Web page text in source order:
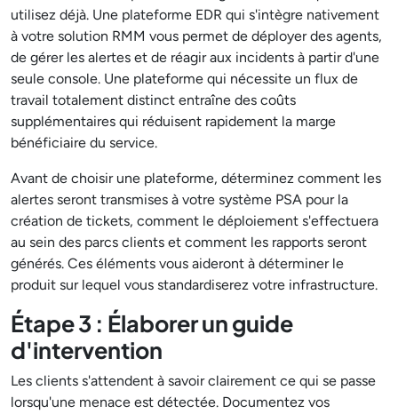
utilisez déjà. Une plateforme EDR qui s'intègre nativement
à votre solution RMM vous permet de déployer des agents,
de gérer les alertes et de réagir aux incidents à partir d'une
seule console. Une plateforme qui nécessite un flux de
travail totalement distinct entraîne des coûts
supplémentaires qui réduisent rapidement la marge
bénéficiaire du service.
Avant de choisir une plateforme, déterminez comment les
alertes seront transmises à votre système PSA pour la
création de tickets, comment le déploiement s'effectuera
au sein des parcs clients et comment les rapports seront
générés. Ces éléments vous aideront à déterminer le
produit sur lequel vous standardiserez votre infrastructure.
Étape 3 : Élaborer un guide
d'intervention
Les clients s'attendent à savoir clairement ce qui se passe
lorsqu'une menace est détectée. Documentez vos